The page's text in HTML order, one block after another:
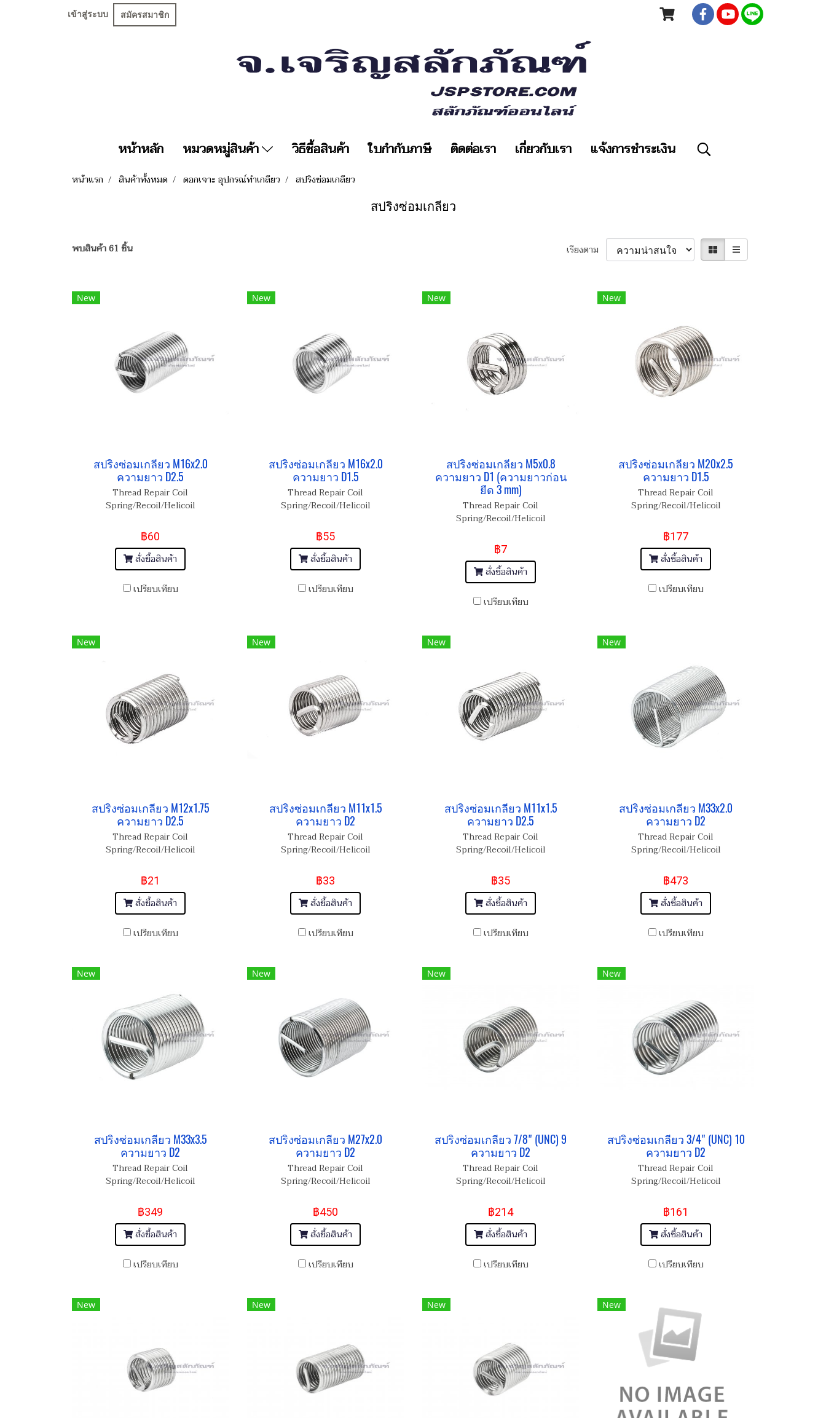
เข้าสู่ระบบ สมัครสมาชิก
หน้าหลัก หมวดหมู่สินค้า วิธีซื้อสินค้า ใบกำกับภาษี ติดต่อเรา เกี่ยวกับเรา แจ้งการชำระเงิน
หน้าแรก สินค้าทั้งหมด ดอกเจาะ อุปกรณ์ทำเกลียว สปริงซ่อมเกลียว
สปริงซ่อมเกลียว
พบสินค้า 61 ชิ้น เรียงตาม
New
สปริงซ่อมเกลียว M16x2.0
ความยาว D2.5
Thread Repair Coil
Spring/Recoil/Helicoil
฿60
สั่งซื้อสินค้า
เปรียบเทียบ
New
สปริงซ่อมเกลียว M16x2.0
ความยาว D1.5
Thread Repair Coil
Spring/Recoil/Helicoil
฿55
สั่งซื้อสินค้า
เปรียบเทียบ
New
สปริงซ่อมเกลียว M5x0.8
ความยาว D1 (ความยาวก่อน
ยืด 3 mm)
Thread Repair Coil
Spring/Recoil/Helicoil
฿7
สั่งซื้อสินค้า
เปรียบเทียบ
New
สปริงซ่อมเกลียว M20x2.5
ความยาว D1.5
Thread Repair Coil
Spring/Recoil/Helicoil
฿177
สั่งซื้อสินค้า
เปรียบเทียบ
New
สปริงซ่อมเกลียว M12x1.75
ความยาว D2.5
Thread Repair Coil
Spring/Recoil/Helicoil
฿21
สั่งซื้อสินค้า
เปรียบเทียบ
New
สปริงซ่อมเกลียว M11x1.5
ความยาว D2
Thread Repair Coil
Spring/Recoil/Helicoil
฿33
สั่งซื้อสินค้า
เปรียบเทียบ
New
สปริงซ่อมเกลียว M11x1.5
ความยาว D2.5
Thread Repair Coil
Spring/Recoil/Helicoil
฿35
สั่งซื้อสินค้า
เปรียบเทียบ
New
สปริงซ่อมเกลียว M33x2.0
ความยาว D2
Thread Repair Coil
Spring/Recoil/Helicoil
฿473
สั่งซื้อสินค้า
เปรียบเทียบ
New
สปริงซ่อมเกลียว M33x3.5
ความยาว D2
Thread Repair Coil
Spring/Recoil/Helicoil
฿349
สั่งซื้อสินค้า
เปรียบเทียบ
New
สปริงซ่อมเกลียว M27x2.0
ความยาว D2
Thread Repair Coil
Spring/Recoil/Helicoil
฿450
สั่งซื้อสินค้า
เปรียบเทียบ
New
สปริงซ่อมเกลียว 7/8" (UNC) 9
ความยาว D2
Thread Repair Coil
Spring/Recoil/Helicoil
฿214
สั่งซื้อสินค้า
เปรียบเทียบ
New
สปริงซ่อมเกลียว 3/4" (UNC) 10
ความยาว D2
Thread Repair Coil
Spring/Recoil/Helicoil
฿161
สั่งซื้อสินค้า
เปรียบเทียบ
New New New New